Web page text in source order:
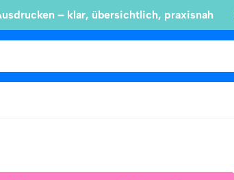
– klar, übersichtlich, praxisnah